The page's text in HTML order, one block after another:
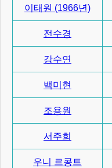
이태원 (1966년)
전수경
강수연
백미현
조용원
서주희
우니 르콩트